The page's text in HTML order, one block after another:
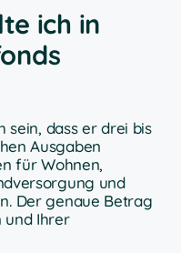
ich in
sein, dass er drei bis
Ausgaben
für Wohnen,
und
Der genaue Betrag
und Ihrer